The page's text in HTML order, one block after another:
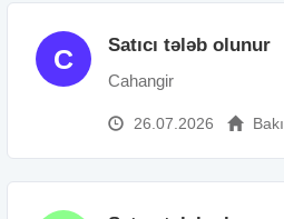
C Satıcı tələb olunur
Cahangir
26.07.2026 Bakı